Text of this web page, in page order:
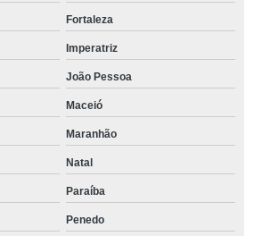
de leite saquinho Tremembé
de leite pasteurizado Cidade Continental
leite Atibaia
Tubarão
Parque Sevilha
de leite automática Agreste
Fortaleza
Imperatriz
João Pessoa
Maceió
Maranhão
Natal
Paraíba
Penedo